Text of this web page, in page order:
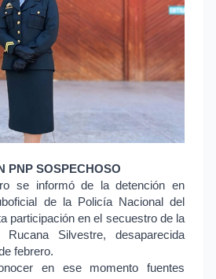
PNP SOSPECHOSO
se informó de la detención en
de la Policía Nacional del
participación en el secuestro de la
Silvestre, desaparecida
febrero.
en ese momento fuentes